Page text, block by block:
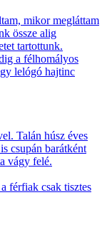
mikor megláttam
össze alig
tartottunk.
a félhomályos
lelógó hajtinc
Talán húsz éves
csupán barátként
vágy felé.
férfiak csak tisztes